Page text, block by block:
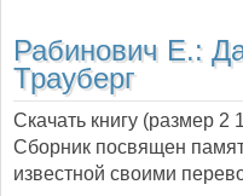
Рабинович Е.:
Трауберг
Скачать книгу (размер 2
Сборник посвящен
известной своими